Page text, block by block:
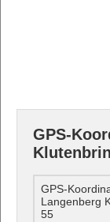
GPS-
GPS-
Langenberg
55